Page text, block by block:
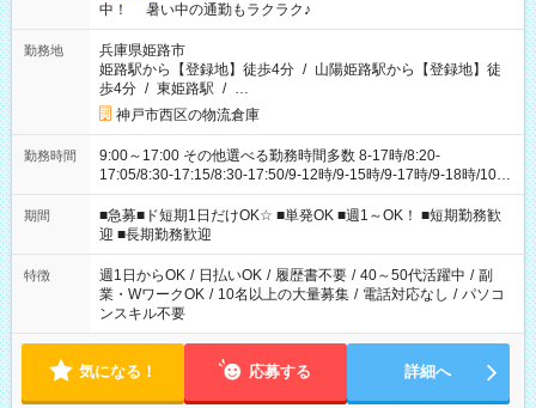
中！ 暑い中の通勤もラクラク♪
勤務地
兵庫県姫路市
姫路駅から【登録地】徒歩4分 / 山陽姫路駅から【登録地】徒
歩4分 / 東姫路駅 / …
神戸市西区の物流倉庫
勤務時間
9:00～17:00 その他選べる勤務時間多数 8-17時/8:20-
17:05/8:30-17:15/8:30-17:50/9-12時/9-15時/9-17時/9-18時/10-
18時 などなど！ ご都合に合わせてお選びいただけます〇
期間
■急募■ド短期1日だけOK☆ ■単発OK ■週1～OK！ ■短期勤務歓
迎 ■長期勤務歓迎
特徴 週1日からOK / 日払いOK / 履歴書不要 / 40～50代活躍中 / 副
業・WワークOK / 10名以上の大量募集 / 電話対応なし / パソコ
ンスキル不要
気になる！ 応募する 詳細へ